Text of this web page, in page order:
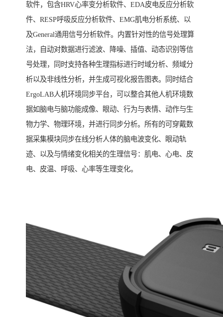
软件，包含HRV心率变分析软件、EDA皮电反应分析软
件、RESP呼吸反应分析软件、EMG肌电分析系统、以
及General通用信号分析软件。内置针对性的信号处理算
法，自动对数据进行滤波、降噪、插值、动态识别等信
号处理，同时支持各种生理指标进行时域分析、频域分
析以及非线性分析，并生成可视化报告图表。同时结合
ErgoLAB人机环境同步平台，可以整合其他人机环境数
据如脑电与脑功能成像、眼动、行为与表情、动作与生
物力学、物理环境，并进行同步分析。所有的可穿戴数
据采集模块同步在线分析人体的脑电波变化、眼动轨
迹、以及与情绪变化相关的生理信号：肌电、心电、皮
电、皮温、呼吸、心率等生理变化。